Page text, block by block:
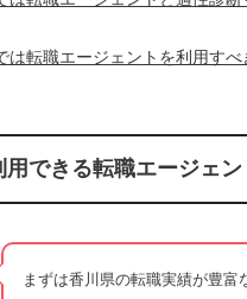
は転職エージェントを利用すべ
用できる転職エージェ
まずは香川県の転職実績が豊富